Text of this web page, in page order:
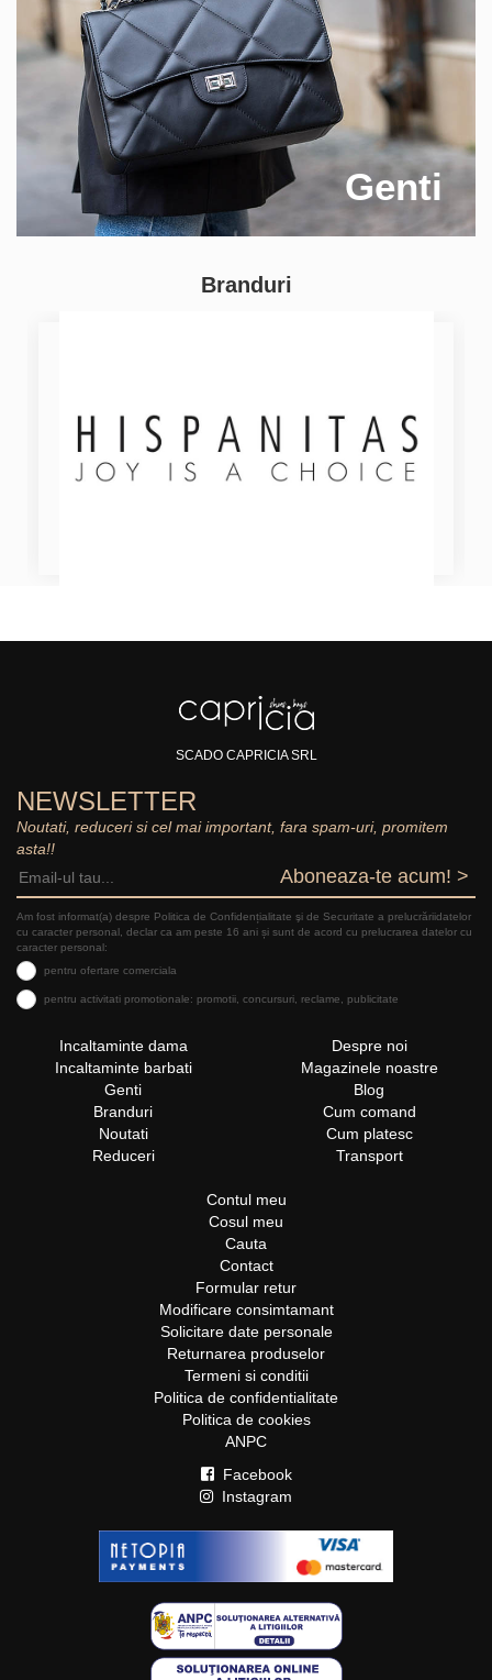
Genti
Branduri
SCADO CAPRICIA SRL
NEWSLETTER
Noutati, reduceri si cel mai important, fara spam-uri, promitem
asta!!
Aboneaza-te acum! >
Am fost informat(a) despre Politica de Confidențialitate şi de Securitate a prelucrăriidatelor
cu caracter personal, declar ca am peste 16 ani și sunt de acord cu prelucrarea datelor cu
caracter personal:
pentru ofertare comerciala
pentru activitati promotionale: promotii, concursuri, reclame, publicitate
Incaltaminte dama
Incaltaminte barbati
Genti
Branduri
Noutati
Reduceri
Despre noi
Magazinele noastre
Blog
Cum comand
Cum platesc
Transport
Contul meu
Cosul meu
Cauta
Contact
Formular retur
Modificare consimtamant
Solicitare date personale
Returnarea produselor
Termeni si conditii
Politica de confidentialitate
Politica de cookies
ANPC
Facebook
Instagram